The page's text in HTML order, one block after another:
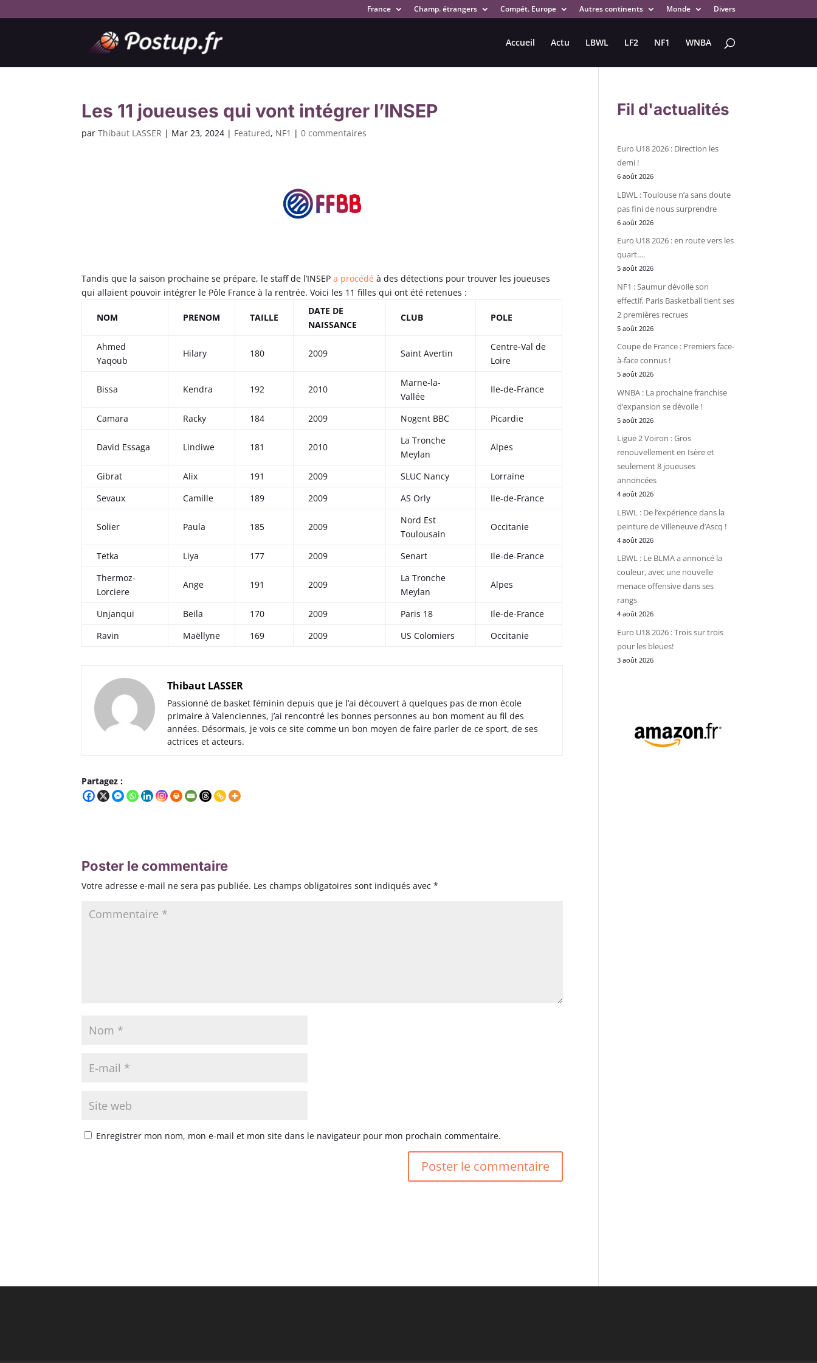
France Champ. étrangers Compét. Europe Autres continents Monde Divers
Accueil Actu LBWL LF2 NF1 WNBA
Les 11 joueuses qui vont intégrer l’INSEP
parThibaut LASSER | Mar 23, 2024 | Featured, NF1 |0 commentaires
Tandis que la saison prochaine se prépare, le staff de l’INSEPa procédé à des détections pour trouver les joueuses
qui allaient pouvoir intégrer le Pôle France à la rentrée. Voici les 11 filles qui ont été retenues :
NOM PRENOM TAILLE
DATE DE
NAISSANCE
CLUB POLE
Ahmed
Yaqoub
Hilary 180 2009 Saint Avertin
Centre-Val de
Loire
Bissa Kendra 192 2010
Marne-la-
Vallée
Ile-de-France
Camara Racky 184 2009 Nogent BBC Picardie
David Essaga Lindiwe 181 2010
La Tronche
Meylan
Alpes
Gibrat Alix 191 2009 SLUC Nancy
Lorraine
Sevaux
Camille 189 2009 AS Orly Ile-de-France
Solier Paula 185 2009
Nord Est
Toulousain
Occitanie
Tetka Liya 177 2009 Senart
Ile-de-France
Thermoz-
Lorciere
Ange 191 2009
La Tronche
Meylan
Alpes
Unjanqui Beila 170 2009 Paris 18
Ile-de-France
Ravin
Maëllyne 169 2009 US Colomiers Occitanie
Thibaut LASSER
Passionné de basket féminin depuis que je l’ai découvert à quelques pas de mon école
primaire à Valenciennes, j’ai rencontré les bonnes personnes au bon moment au fil des
années. Désormais, je vois ce site comme un bon moyen de faire parler de ce sport, de ses
actrices et acteurs.
Partagez :
Poster le commentaire
Votre adresse e-mail ne sera pas publiée. Les champs obligatoires sont indiqués avec*
Enregistrer mon nom, mon e-mail et mon site dans le navigateur pour mon prochain commentaire.
Fil d'actualités
Euro U18 2026 : Direction les
demi !
6 août 2026
LBWL : Toulouse n’a sans doute
pas fini de nous surprendre
6 août 2026
Euro U18 2026 : en route vers les
quart….
5 août 2026
NF1 : Saumur dévoile son
effectif, Paris Basketball tient ses
2 premières recrues
5 août 2026
Coupe de France : Premiers face-
à-face connus !
5 août 2026
WNBA : La prochaine franchise
d’expansion se dévoile !
5 août 2026
Ligue 2 Voiron : Gros
renouvellement en Isère et
seulement 8 joueuses
annoncées
4 août 2026
LBWL : De l’expérience dans la
peinture de Villeneuve d’Ascq !
4 août 2026
LBWL : Le BLMA a annoncé la
couleur, avec une nouvelle
menace offensive dans ses
rangs
4 août 2026
Euro U18 2026 : Trois sur trois
pour les bleues!
3 août 2026